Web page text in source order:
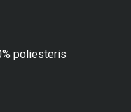
poliesteris